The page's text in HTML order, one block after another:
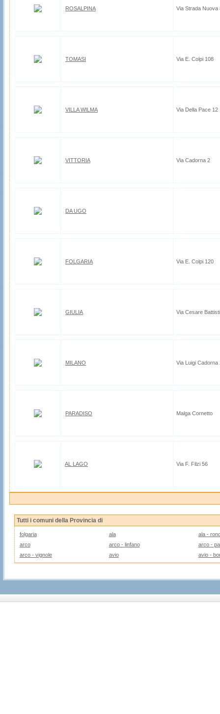
ROSALPINA Via Strada Nuova
TOMASI Via E. Colpi 108
VILLA WILMA Via Della Pace 12
VITTORIA Via Cadorna 2
DA UGO
FOLGARIA Via E. Colpi 120
GIULIA Via Cesare
MILANO Via Luigi Cadorna
PARADISO Malga Cornetto
AL LAGO Via F. Filzi 56
Tutti i comuni della Provincia di
folgaria ala
ala -
arco
arco - linfano
arco -
arco - vignole
avio avio -